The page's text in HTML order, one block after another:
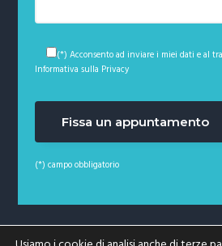
(*) Acconsento ad inviare i miei dati e al
Informativa sulla Privacy
(*) campo obbligatorio
Copyright © 2026 · Studio Giunti -